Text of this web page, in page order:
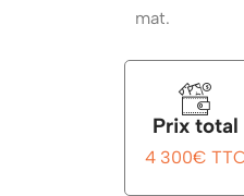
mat.
Prix total
4 300€ TTC